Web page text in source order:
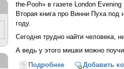
the-Pooh» в газете London
Вторая книга про Винни Пуха
году.
Сегодня трудно найти человека,
А ведь у этого мишки можно
Подробнеео 20 мудрых
Добавить